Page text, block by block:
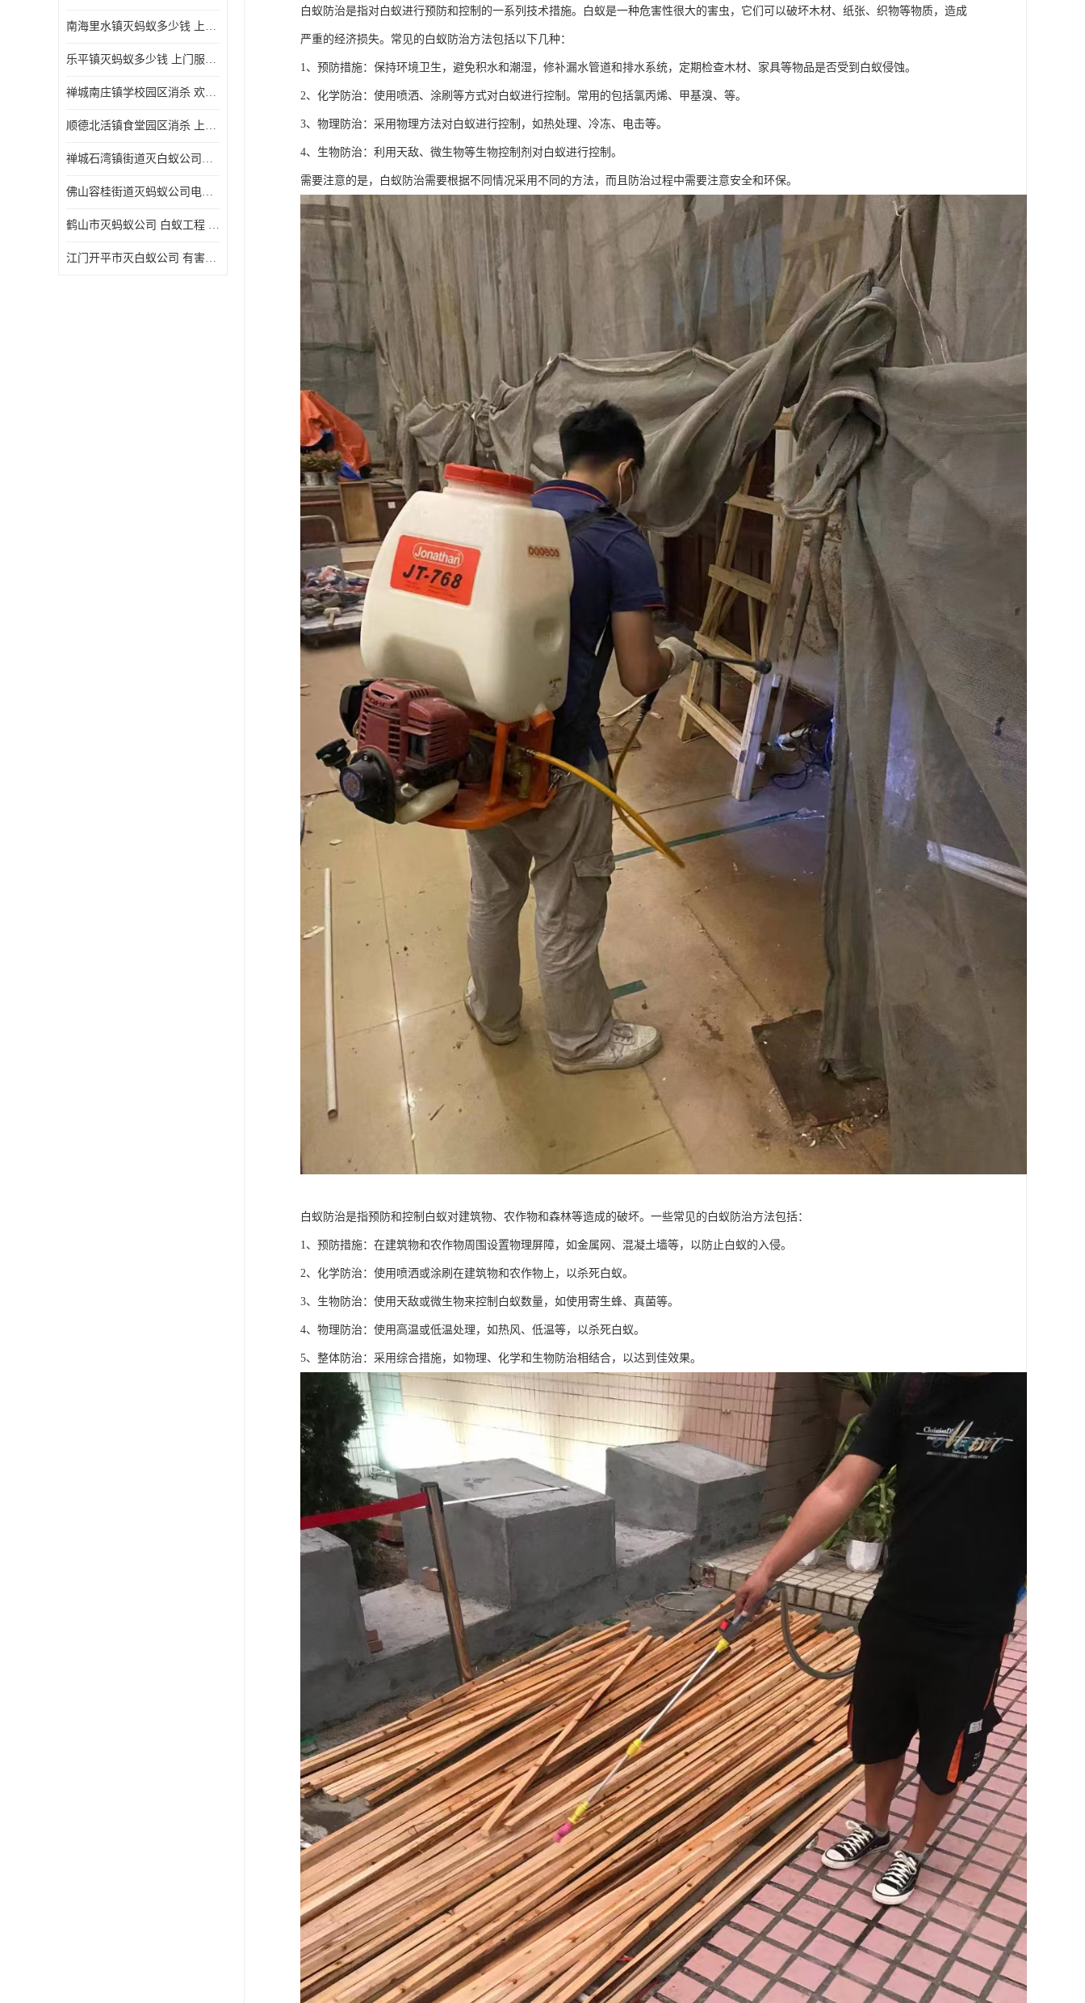
南海里水镇灭蚂蚁多少钱 上门服务 确定方案
乐平镇灭蚂蚁多少钱 上门服务 确定方案
禅城南庄镇学校园区消杀 欢迎电话咨询 价格优惠
顺德北活镇食堂园区消杀 上门服务 确定方案
禅城石湾镇街道灭白蚁公司电话 病媒生物防治 上门服务 确定方案
佛山容桂街道灭蚂蚁公司电话 白蚁防治 上门服务 确定方案
鹤山市灭蚂蚁公司 白蚁工程 欢迎电话咨询 价格优惠
江门开平市灭白蚁公司 有害生物防治 上门服务 确定方案
白蚁防治是指对白蚁进行预防和控制的一系列技术措施。白蚁是一种危害性很大的害虫，它们可以破坏木材、纸张、织物等物质，造成
严重的经济损失。常见的白蚁防治方法包括以下几种：
1、预防措施：保持环境卫生，避免积水和潮湿，修补漏水管道和排水系统，定期检查木材、家具等物品是否受到白蚁侵蚀。
2、化学防治：使用喷洒、涂刷等方式对白蚁进行控制。常用的包括氯丙烯、甲基溴、等。
3、物理防治：采用物理方法对白蚁进行控制，如热处理、冷冻、电击等。
4、生物防治：利用天敌、微生物等生物控制剂对白蚁进行控制。
需要注意的是，白蚁防治需要根据不同情况采用不同的方法，而且防治过程中需要注意安全和环保。
白蚁防治是指预防和控制白蚁对建筑物、农作物和森林等造成的破坏。一些常见的白蚁防治方法包括：
1、预防措施：在建筑物和农作物周围设置物理屏障，如金属网、混凝土墙等，以防止白蚁的入侵。
2、化学防治：使用喷洒或涂刷在建筑物和农作物上，以杀死白蚁。
3、生物防治：使用天敌或微生物来控制白蚁数量，如使用寄生蜂、真菌等。
4、物理防治：使用高温或低温处理，如热风、低温等，以杀死白蚁。
5、整体防治：采用综合措施，如物理、化学和生物防治相结合，以达到佳效果。